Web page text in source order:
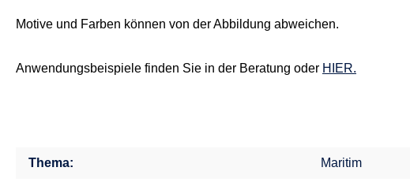
Motive und Farben können von der Abbildung abweichen.
Anwendungsbeispiele finden Sie in der Beratung oder HIER.
Thema: Maritim